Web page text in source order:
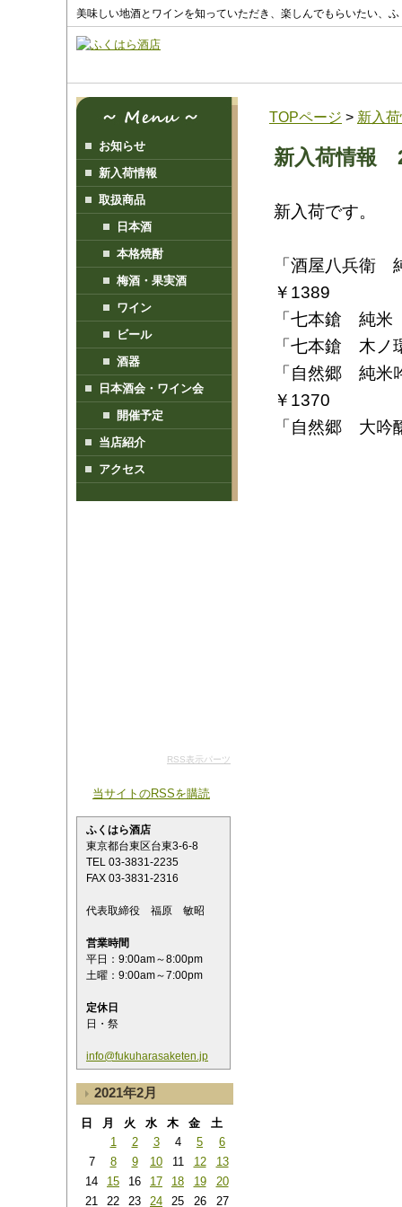
美味しい地酒とワインを知っていただき、楽しんでもらいたい、
TOPページ > 新入
新入荷情報
新入荷です。
「酒屋八兵
￥1389
「七本鎗 純
「七本鎗 木
「自然郷 純
￥1370
「自然郷 大
お知らせ
新入荷情報
取扱商品
日本酒
本格焼酎
梅酒・果実酒
ワイン
ビール
酒器
日本酒会・ワイン会
開催予定
当店紹介
アクセス
RSS表示パーツ
当サイトのRSSを購読
ふくはら酒店
東京都台東区台東3-6-8
TEL 03-3831-2235
FAX 03-3831-2316
代表取締役 福原 敏昭
営業時間
平日：9:00am～8:00pm
土曜：9:00am～7:00pm
定休日
日・祭
info@fukuharasaketen.jp
2021年2月
日 月 火 水 木 金
土
1
2 3 4 5
6
7
8 9 10 11 12
13
14
15 16 17 18 19
20
21
22 23 24 25 26
27